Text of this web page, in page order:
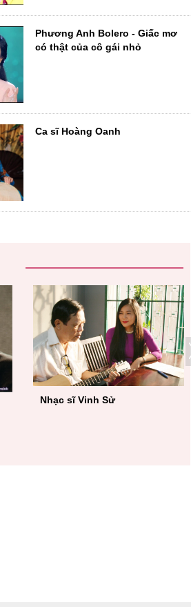
Phương Anh Bolero - Giấc mơ
có thật của cô gái nhỏ
Ca sĩ Hoàng Oanh
Nhạc sĩ Vinh Sử